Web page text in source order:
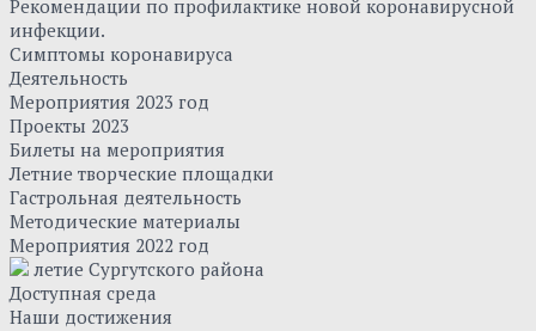
Рекомендации по профилактике новой коронавирусной
инфекции.
Симптомы коронавируса
Деятельность
Мероприятия 2023 год
Проекты 2023
Билеты на мероприятия
Летние творческие площадки
Гастрольная деятельность
Методические материалы
Мероприятия 2022 год
летие Сургутского района
Доступная среда
Наши достижения